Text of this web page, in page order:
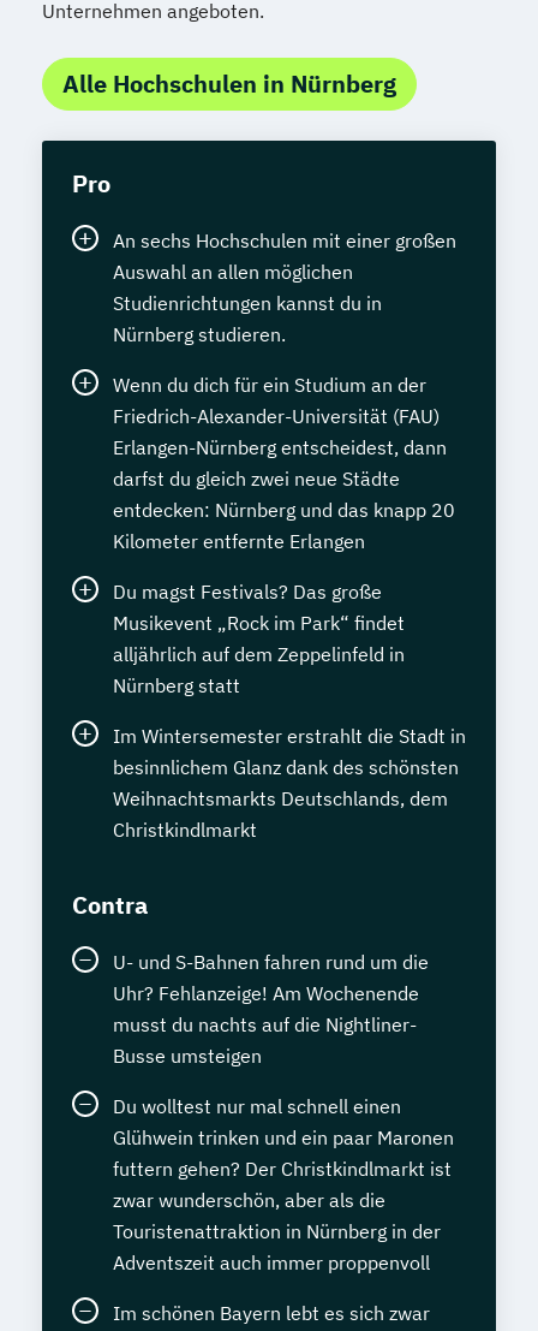
Unternehmen angeboten.
Alle Hochschulen in Nürnberg
Pro
An sechs Hochschulen mit einer großen
Auswahl an allen möglichen
Studienrichtungen kannst du in
Nürnberg studieren.
Wenn du dich für ein Studium an der
Friedrich-Alexander-Universität (FAU)
Erlangen-Nürnberg entscheidest, dann
darfst du gleich zwei neue Städte
entdecken: Nürnberg und das knapp 20
Kilometer entfernte Erlangen
Du magst Festivals? Das große
Musikevent „Rock im Park“ findet
alljährlich auf dem Zeppelinfeld in
Nürnberg statt
Im Wintersemester erstrahlt die Stadt in
besinnlichem Glanz dank des schönsten
Weihnachtsmarkts Deutschlands, dem
Christkindlmarkt
Contra
U- und S-Bahnen fahren rund um die
Uhr? Fehlanzeige! Am Wochenende
musst du nachts auf die Nightliner-
Busse umsteigen
Du wolltest nur mal schnell einen
Glühwein trinken und ein paar Maronen
futtern gehen? Der Christkindlmarkt ist
zwar wunderschön, aber als die
Touristenattraktion in Nürnberg in der
Adventszeit auch immer proppenvoll
Im schönen Bayern lebt es sich zwar